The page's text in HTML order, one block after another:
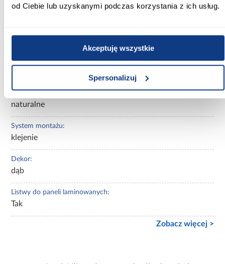
od Ciebie lub uzyskanymi podczas korzystania z ich usług.
Akceptuję wszystkie
Spersonalizuj
polistyren HDPS
dąb naturalny
Styl:
Gama kolorystyczna:
naturalne
System montażu:
klejenie
Dekor:
dąb
Listwy do paneli laminowanych:
Tak
Zobacz więcej >